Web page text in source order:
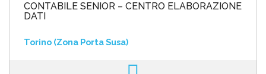
CONTABILE SENIOR – CENTRO ELABORAZIONE
DATI
Torino (Zona Porta Susa)